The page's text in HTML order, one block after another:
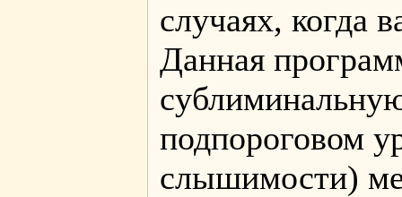
случаях, когда
Данная
подпороговом
слышимости)